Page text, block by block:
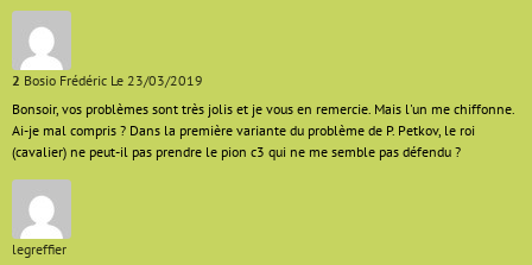
2 Bosio Frédéric Le 23/03/2019
Bonsoir, vos problèmes sont très jolis et je vous en remercie. Mais l'un me chiffonne.
Ai-je mal compris ? Dans la première variante du problème de P. Petkov, le roi
(cavalier) ne peut-il pas prendre le pion c3 qui ne me semble pas défendu ?
legreffier